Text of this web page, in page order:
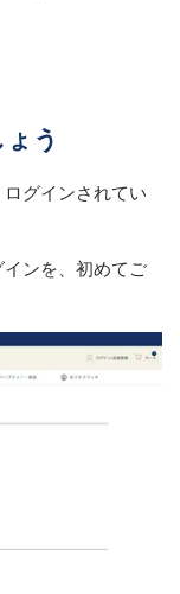
う
ログインされてい
ンを、初めてご